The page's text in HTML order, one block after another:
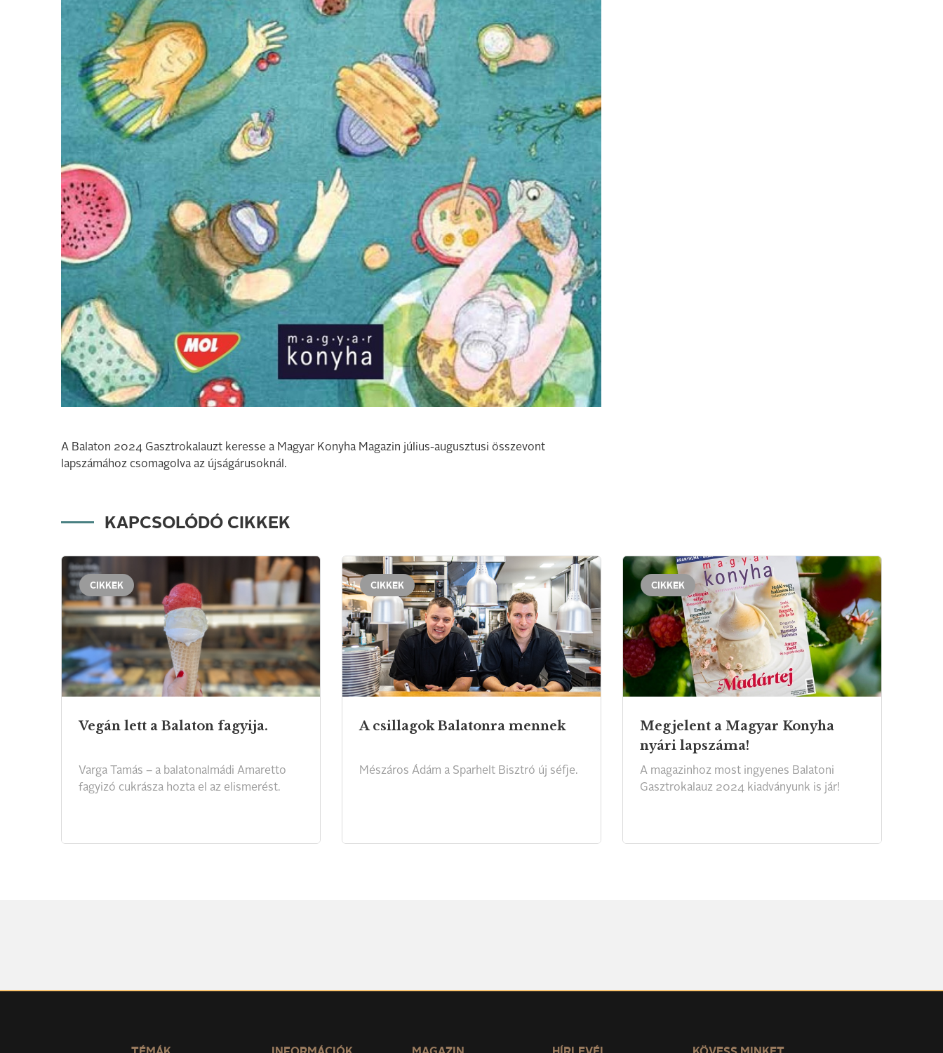
A Balaton 2024 Gasztrokalauzt keresse a Magyar Konyha Magazin július-augusztusi összevont
lapszámához csomagolva az újságárusoknál.
KAPCSOLÓDÓ CIKKEK
CIKKEK
Vegán lett a Balaton fagyija.
Varga Tamás – a balatonalmádi Amaretto
fagyizó cukrásza hozta el az elismerést.
CIKKEK
A csillagok Balatonra mennek
Mészáros Ádám a Sparhelt Bisztró új séfje.
CIKKEK
Megjelent a Magyar Konyha
nyári lapszáma!
A magazinhoz most ingyenes Balatoni
Gasztrokalauz 2024 kiadványunk is jár!